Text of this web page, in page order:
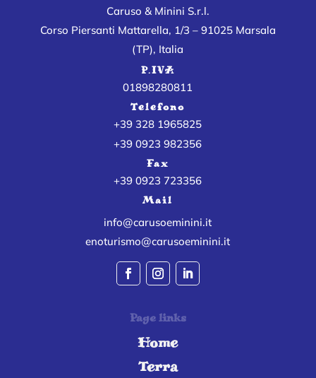
Caruso & Minini S.r.l.
Corso Piersanti Mattarella, 1/3 – 91025 Marsala
(TP), Italia
P.IVA
01898280811
Telefono
+39 328 1965825
+39 0923 982356
Fax
+39 0923 723356
Mail
info@carusoeminini.it
enoturismo@carusoeminini.it
Page links
Home
Terra